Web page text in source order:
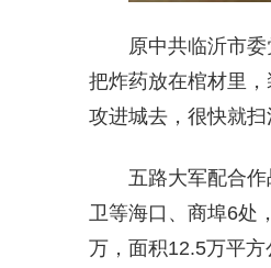
原中共临沂市
把炸药放在棺材里
攻进城去，很快就
五路大军配合
卫等海口、商埠6处
万，面积12.5万平方